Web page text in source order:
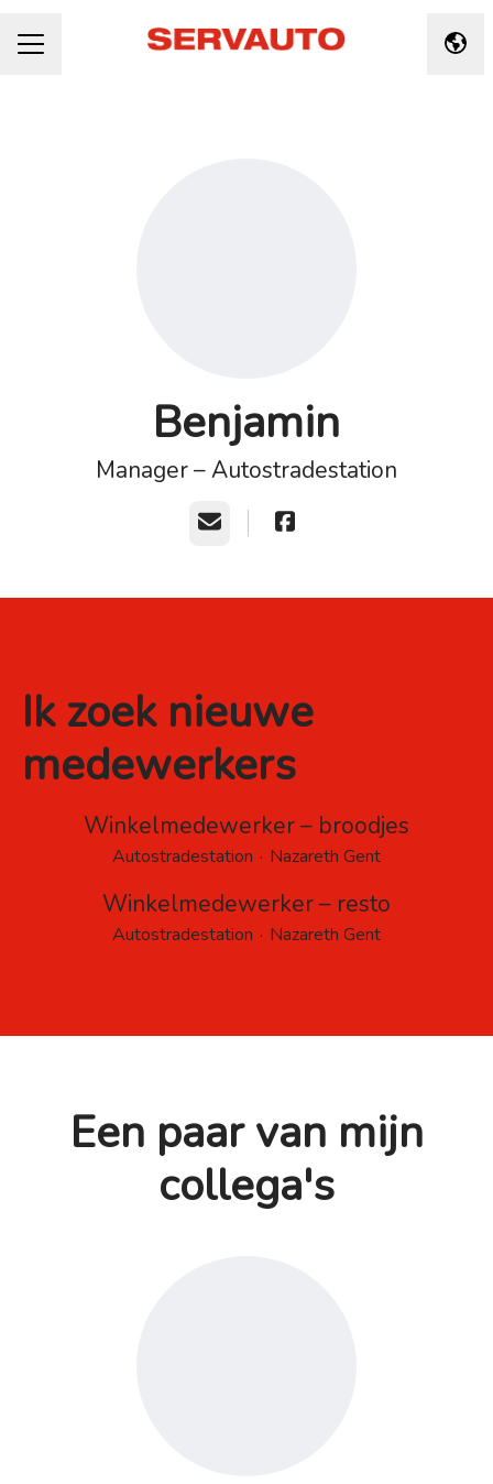
CARRIÈREMENU Taal
Benjamin
Manager – Autostradestation
E-mailadres
Ik zoek nieuwe
medewerkers
Winkelmedewerker – broodjes
Autostradestation · Nazareth Gent
Winkelmedewerker – resto
Autostradestation · Nazareth Gent
Een paar van mijn
collega's